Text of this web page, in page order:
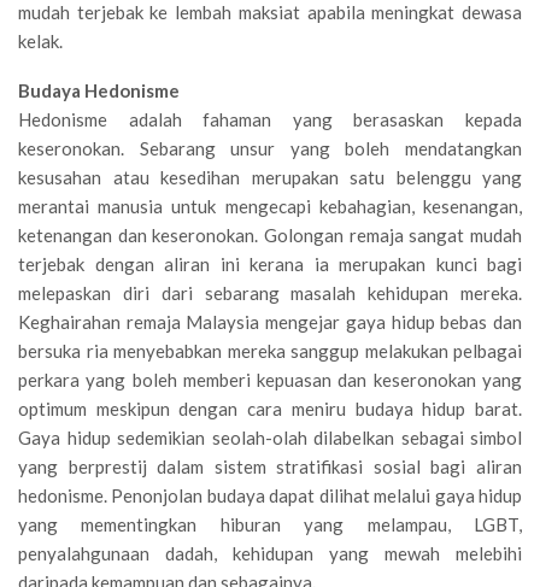
mudah terjebak ke lembah maksiat apabila meningkat dewasa
kelak.
Budaya Hedonisme
Hedonisme adalah fahaman yang berasaskan kepada
keseronokan. Sebarang unsur yang boleh mendatangkan
kesusahan atau kesedihan merupakan satu belenggu yang
merantai manusia untuk mengecapi kebahagian, kesenangan,
ketenangan dan keseronokan. Golongan remaja sangat mudah
terjebak dengan aliran ini kerana ia merupakan kunci bagi
melepaskan diri dari sebarang masalah kehidupan mereka.
Keghairahan remaja Malaysia mengejar gaya hidup bebas dan
bersuka ria menyebabkan mereka sanggup melakukan pelbagai
perkara yang boleh memberi kepuasan dan keseronokan yang
optimum meskipun dengan cara meniru budaya hidup barat.
Gaya hidup sedemikian seolah-olah dilabelkan sebagai simbol
yang berprestij dalam sistem stratifikasi sosial bagi aliran
hedonisme. Penonjolan budaya dapat dilihat melalui gaya hidup
yang mementingkan hiburan yang melampau, LGBT,
penyalahgunaan dadah, kehidupan yang mewah melebihi
daripada kemampuan dan sebagainya.